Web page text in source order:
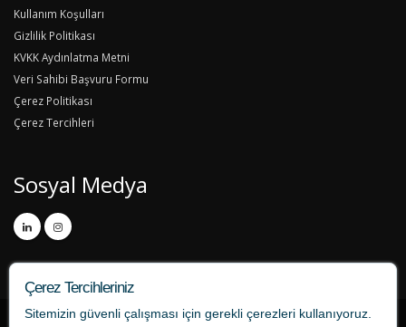
Kullanım Koşulları
Gizlilik Politikası
KVKK Aydınlatma Metni
Veri Sahibi Başvuru Formu
Çerez Politikası
Çerez Tercihleri
Sosyal Medya
Çerez Tercihleriniz
Sitemizin güvenli çalışması için gerekli çerezleri kullanıyoruz.